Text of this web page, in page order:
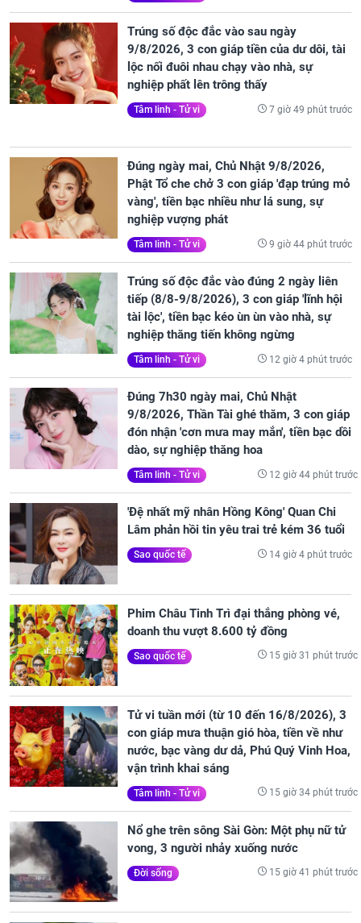
Trúng số độc đắc vào sau ngày
9/8/2026, 3 con giáp tiền của dư dôi, tài
lộc nối đuôi nhau chạy vào nhà, sự
nghiệp phất lên trông thấy
Tâm linh - Tử vi 7 giờ 49 phút trước
Đúng ngày mai, Chủ Nhật 9/8/2026,
Phật Tổ che chở 3 con giáp 'đạp trúng mỏ
vàng', tiền bạc nhiều như lá sung, sự
nghiệp vượng phát
Tâm linh - Tử vi 9 giờ 44 phút trước
Trúng số độc đắc vào đúng 2 ngày liên
tiếp (8/8-9/8/2026), 3 con giáp 'lĩnh hội
tài lộc', tiền bạc kéo ùn ùn vào nhà, sự
nghiệp thăng tiến không ngừng
Tâm linh - Tử vi 12 giờ 4 phút trước
Đúng 7h30 ngày mai, Chủ Nhật
9/8/2026, Thần Tài ghé thăm, 3 con giáp
đón nhận 'cơn mưa may mắn', tiền bạc dồi
dào, sự nghiệp thăng hoa
Tâm linh - Tử vi 12 giờ 44 phút trước
'Đệ nhất mỹ nhân Hồng Kông' Quan Chi
Lâm phản hồi tin yêu trai trẻ kém 36 tuổi
Sao quốc tế 14 giờ 4 phút trước
Phim Châu Tinh Trì đại thắng phòng vé,
doanh thu vượt 8.600 tỷ đồng
Sao quốc tế 15 giờ 31 phút trước
Tử vi tuần mới (từ 10 đến 16/8/2026), 3
con giáp mưa thuận gió hòa, tiền về như
nước, bạc vàng dư dả, Phú Quý Vinh Hoa,
vận trình khai sáng
Tâm linh - Tử vi 15 giờ 34 phút trước
Nổ ghe trên sông Sài Gòn: Một phụ nữ tử
vong, 3 người nhảy xuống nước
Đời sống 15 giờ 41 phút trước